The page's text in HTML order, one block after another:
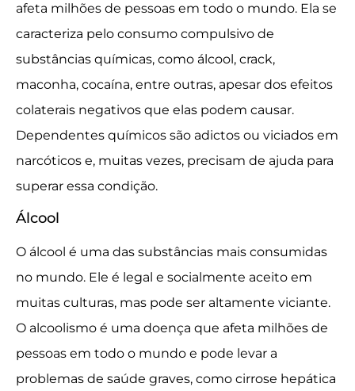
afeta milhões de pessoas em todo o mundo. Ela se
caracteriza pelo consumo compulsivo de
substâncias químicas, como álcool, crack,
maconha, cocaína, entre outras, apesar dos efeitos
colaterais negativos que elas podem causar.
Dependentes químicos são adictos ou viciados em
narcóticos e, muitas vezes, precisam de ajuda para
superar essa condição.
Álcool
O álcool é uma das substâncias mais consumidas
no mundo. Ele é legal e socialmente aceito em
muitas culturas, mas pode ser altamente viciante.
O alcoolismo é uma doença que afeta milhões de
pessoas em todo o mundo e pode levar a
problemas de saúde graves, como cirrose hepática